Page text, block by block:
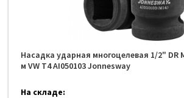
Насадка ударная многоцелевая 1/2" DR
м VW Т4 AI050103 Jonnesway
На складе: